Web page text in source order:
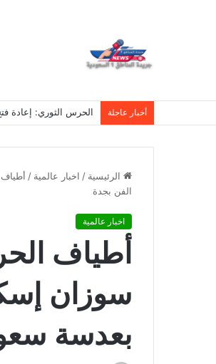
أخبار عاجلة الحرس الثوري: إعادة
الرئيسية / اخبار عالمية /
الفن بجدة
اخبار عالمية
أطياف
سوزان
بعدسة